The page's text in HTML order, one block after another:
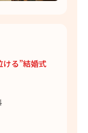
ける”結婚式